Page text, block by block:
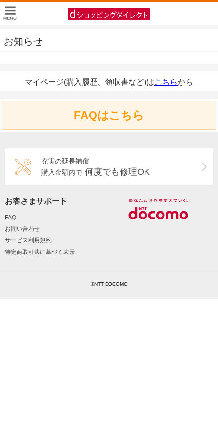
お知らせ
マイページ(購入履歴、領収書など)はこちらから
FAQはこちら
充実の延長補償
購入金額内で 何度でも修理OK
お客さまサポート
FAQ
お問い合わせ
サービス利用規約
特定商取引法に基づく表示
©NTT DOCOMO